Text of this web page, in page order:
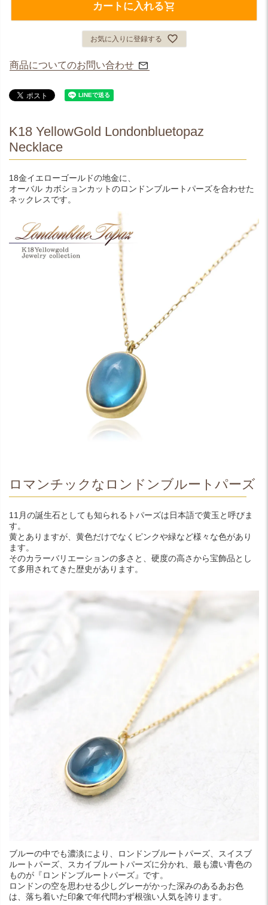
カートに入れる
お気に入りに登録する
商品についてのお問い合わせ
K18 YellowGold Londonbluetopaz
Necklace
18金イエローゴールドの地金に、
オーバル カボションカットのロンドンブルートパーズを合わせた
ネックレスです。
ロマンチックなロンドンブルートパーズ
11月の誕生石としても知られるトパーズは日本語で黄玉と呼びま
す。
黄とありますが、黄色だけでなくピンクや緑など様々な色があり
ます。
そのカラーバリエーションの多さと、硬度の高さから宝飾品とし
て多用されてきた歴史があります。
ブルーの中でも濃淡により、ロンドンブルートパーズ、スイスブ
ルートパーズ、スカイブルートパーズに分かれ、最も濃い青色の
ものが『ロンドンブルートパーズ』です。
ロンドンの空を思わせる少しグレーがかった深みのあるあお色
は、落ち着いた印象で年代問わず根強い人気を誇ります。